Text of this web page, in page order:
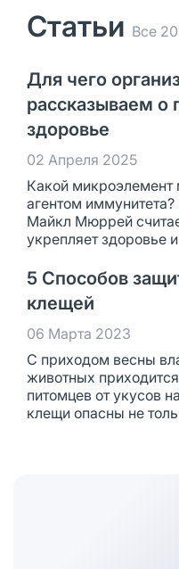
Статьи Все
Для чего
рассказываем о
здоровье
02 Апреля 2025
Какой микроэлемент
агентом
Майкл Мюррей
укрепляет здоровье
5 Способов
клещей
06 Марта 2023
С приходом весны
животных
питомцев от укусов
клещи опасны не